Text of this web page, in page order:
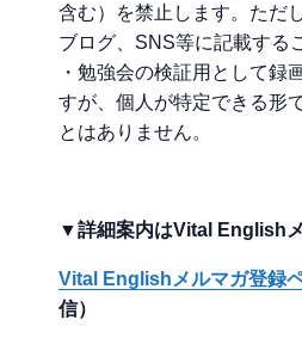
含む）を禁止します。ただ
ブログ、SNS等に記載する
・勉強会の検証用として録
すが、個人が特定できる形
とはありません。
▼詳細案内はVital Englishメ
Vital Englishメルマガ登録
信）